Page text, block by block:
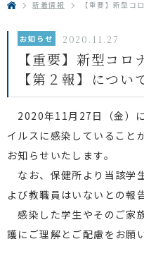
HOME新着情報 【重要】新型コロナ
お知らせ 2020.11.27
【重要】新型コロ
【第２報】につい
2020年11月27日（金）
イルスに感染していること
お知らせいたします。
なお、保健所より当該学
よび教職員はいないとの報
感染した学生やそのご家
護にご理解とご配慮をお願